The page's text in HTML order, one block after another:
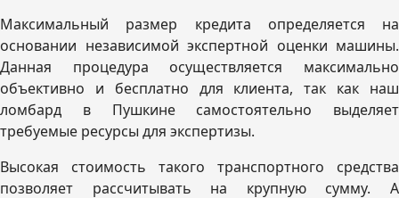
Максимальный размер кредита определяется на
основании независимой экспертной оценки машины.
Данная процедура осуществляется максимально
объективно и бесплатно для клиента, так как наш
ломбард в Пушкине самостоятельно выделяет
требуемые ресурсы для экспертизы.
Высокая стоимость такого транспортного средства
позволяет рассчитывать на крупную сумму. А